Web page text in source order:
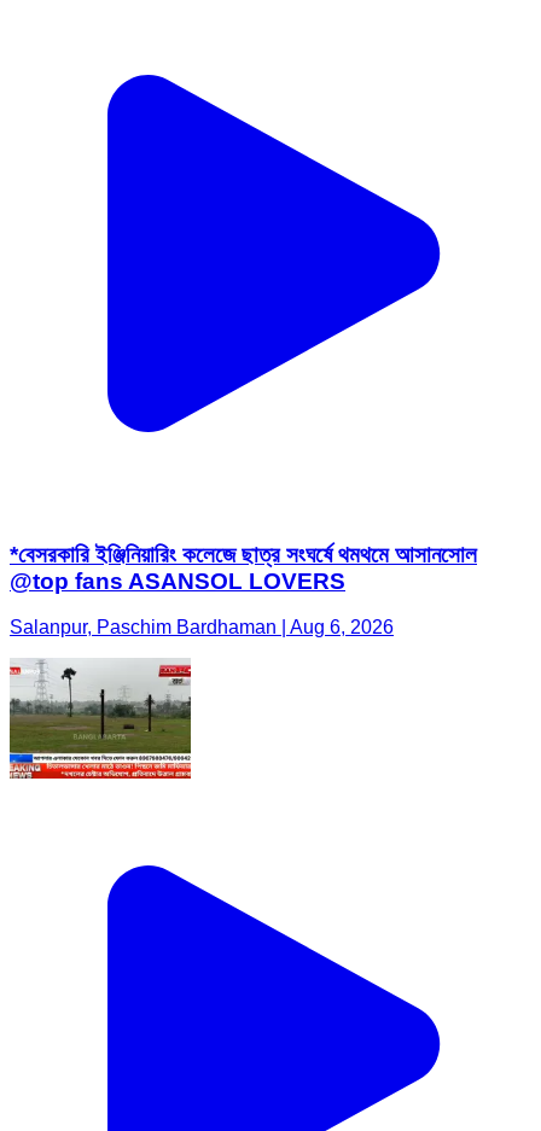
*বেসরকারি ইঞ্জিনিয়ারিং কলেজে ছাত্র সংঘর্ষে থমথমে আসানসোল
@top fans ASANSOL LOVERS
Salanpur, Paschim Bardhaman | Aug 6, 2026